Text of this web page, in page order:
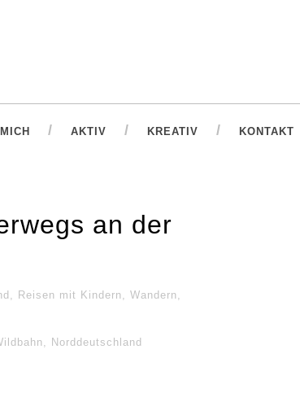
AKTIV KREATIV KONTAKT
an der
, Reisen mit Kindern, Wandern,
, Norddeutschland